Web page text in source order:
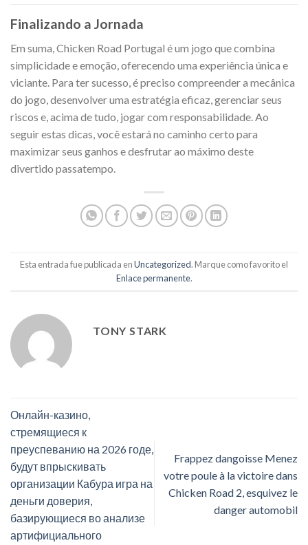
Finalizando a Jornada
Em suma, Chicken Road Portugal é um jogo que combina
simplicidade e emoção, oferecendo uma experiência única e
viciante. Para ter sucesso, é preciso compreender a mecânica
do jogo, desenvolver uma estratégia eficaz, gerenciar seus
riscos e, acima de tudo, jogar com responsabilidade. Ao
seguir estas dicas, você estará no caminho certo para
maximizar seus ganhos e desfrutar ao máximo deste
divertido passatempo.
Esta entrada fue publicada enUncategorized. Marque como favorito el
Enlace permanente.
TONY STARK
Онлайн-казино,
стремящиеся к
преуспеванию на 2026 годе,
будут впрыскивать
организации Кабура игра на
деньги доверия,
базирующиеся во анализе
артифициального
Frappez dangoisse Menez
votre poule à la victoire dans
Chicken Road 2, esquivez le
danger automobil